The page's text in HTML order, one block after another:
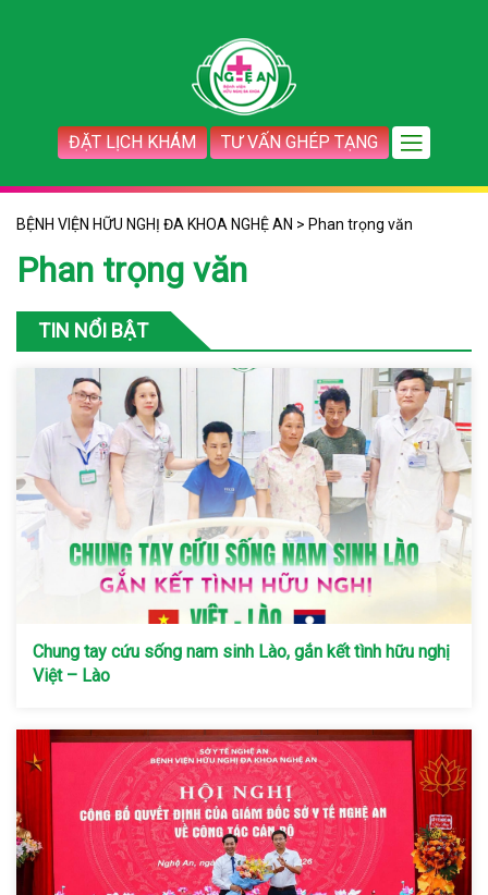
ĐẶT LỊCH KHÁM TƯ VẤN GHÉP TẠNG
BỆNH VIỆN HỮU NGHỊ ĐA KHOA NGHỆ AN > Phan trọng văn
Phan trọng văn
TIN NỔI BẬT
Chung tay cứu sống nam sinh Lào, gắn kết tình hữu nghị
Việt – Lào